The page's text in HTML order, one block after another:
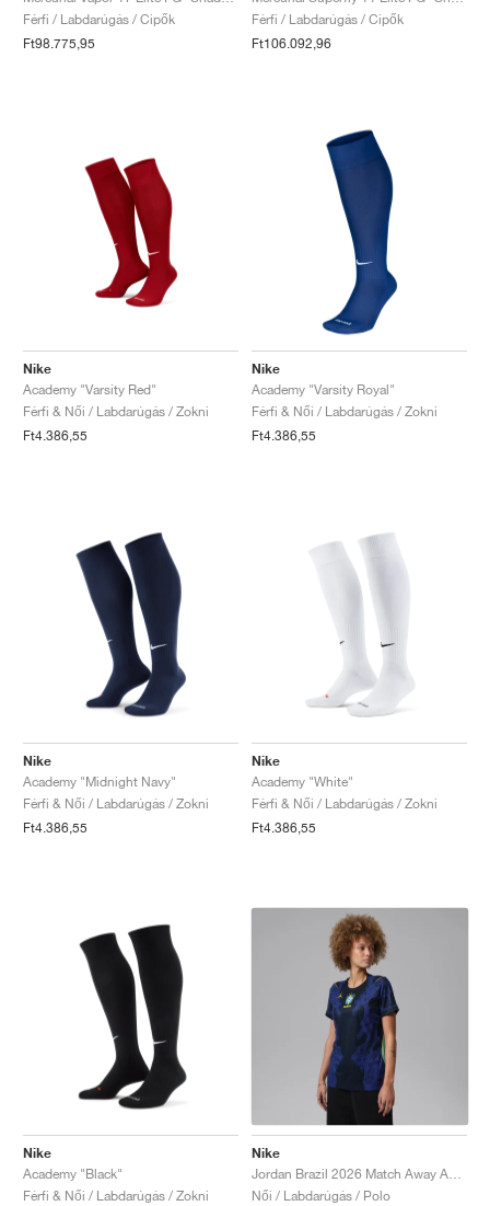
Férfi / Labdarúgás / Cipők
Ft98.775,95
Férfi / Labdarúgás / Cipők
Ft106.092,96
Nike
Academy "Varsity Red"
Férfi & Női / Labdarúgás / Zokni
Ft4.386,55
Nike
Academy "Varsity Royal"
Férfi & Női / Labdarúgás / Zokni
Ft4.386,55
Nike
Academy "Midnight Navy"
Férfi & Női / Labdarúgás / Zokni
Ft4.386,55
Nike
Academy "White"
Férfi & Női / Labdarúgás / Zokni
Ft4.386,55
Nike
Academy "Black"
Férfi & Női / Labdarúgás / Zokni
Nike
Női / Labdarúgás / Polo